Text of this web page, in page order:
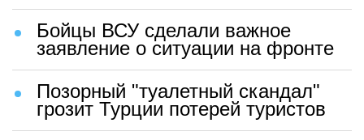
Бойцы ВСУ сделали важное
заявление о ситуации на фронте
Позорный "туалетный скандал"
грозит Турции потерей туристов